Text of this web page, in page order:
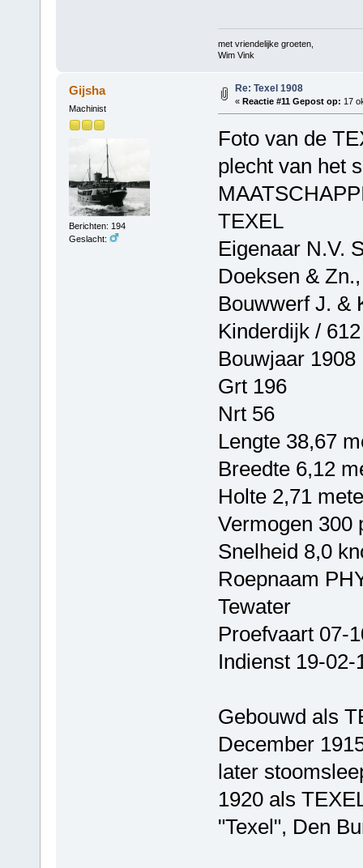
met vriendelijke groeten,
Wim Vink
Gijsha
Machinist
Berichten: 194
Geslacht:
Re: Texel 1908
« Reactie #11 Gepost op: 17
Foto van de
plecht van het
TEXEL
Eigenaar N.V.
Doeksen &
Bouwwerf J. &
Kinderdijk / 612
Bouwjaar 1908
Grt 196
Nrt 56
Lengte 38,67
Breedte 6,12
Holte 2,71
Vermogen 300
Snelheid 8,0
Roepnaam
Tewater
Proefvaart 07-
Indienst 19-02-
Gebouwd als
December
later
1920 als
"Texel", Den